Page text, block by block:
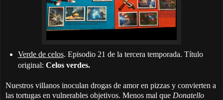
Verde de celos. Episodio 21 de la tercera temporada. Título
original: Celos verdes.
Nuestros villanos inoculan drogas de amor en pizzas y convierten a
las tortugas en vulnerables objetivos. Menos mal que Donatello